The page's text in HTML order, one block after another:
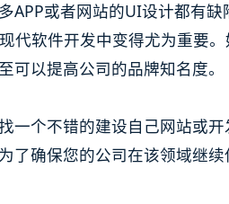
APP或者网站的UI设计都有
代软件开发中变得尤为重要
可以提高公司的品牌知名度。
一个不错的建设自己网站或
了确保您的公司在该领域继